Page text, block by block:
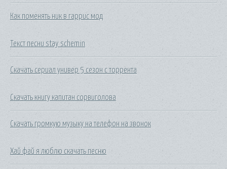
Как поменять ник в гаррис мод
Текст песни stay schemin
Скачать сериал универ 5 сезон с торрента
Скачать книгу капитан сорвиголова
Скачать громкую музыку на телефон на звонок
Хай фай я люблю скачать песню